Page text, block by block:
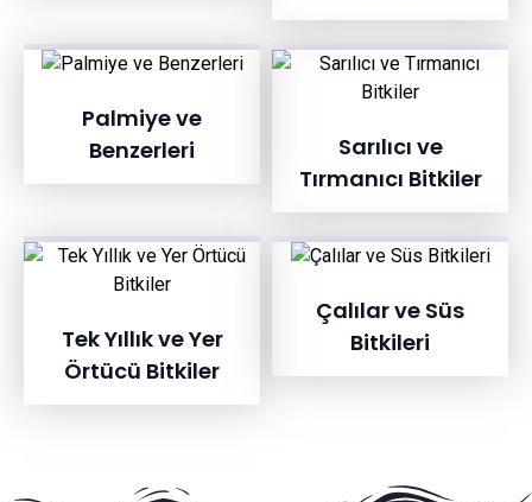
Palmiye ve
Benzerleri
Sarılıcı ve
Tırmanıcı Bitkiler
Tek Yıllık ve Yer
Örtücü Bitkiler
Çalılar ve Süs
Bitkileri